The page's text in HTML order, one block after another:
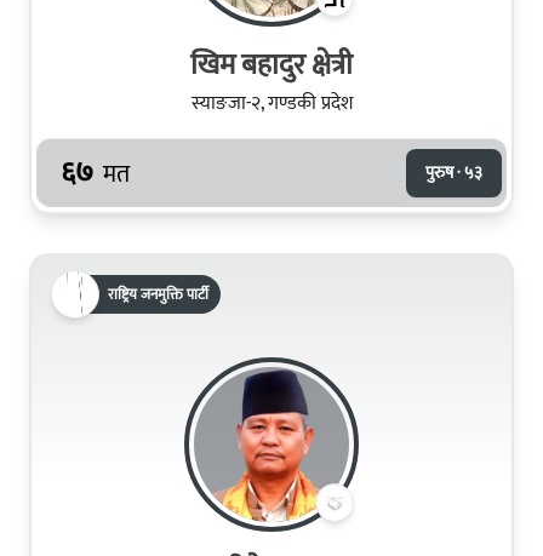
खिम बहादुर क्षेत्री
स्याङजा-२, गण्डकी प्रदेश
६७ मत पुरुष · ५३
राष्ट्रिय जनमुक्ति पार्टी